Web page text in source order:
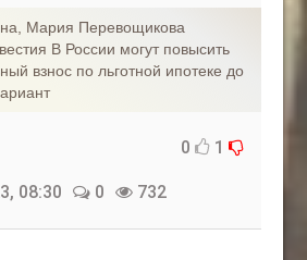
Мария Перевощикова
В России могут повысить
взнос по льготной ипотеке до
0 1
08:30 0 732